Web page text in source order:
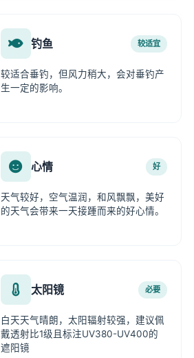
钓鱼 较适宜
较适合垂钓，但风力稍大，会对垂钓产
生一定的影响。
心情 好
天气较好，空气温润，和风飘飘，美好
的天气会带来一天接踵而来的好心情。
太阳镜 必要
白天天气晴朗，太阳辐射较强，建议佩
戴透射比1级且标注UV380-UV400的
遮阳镜